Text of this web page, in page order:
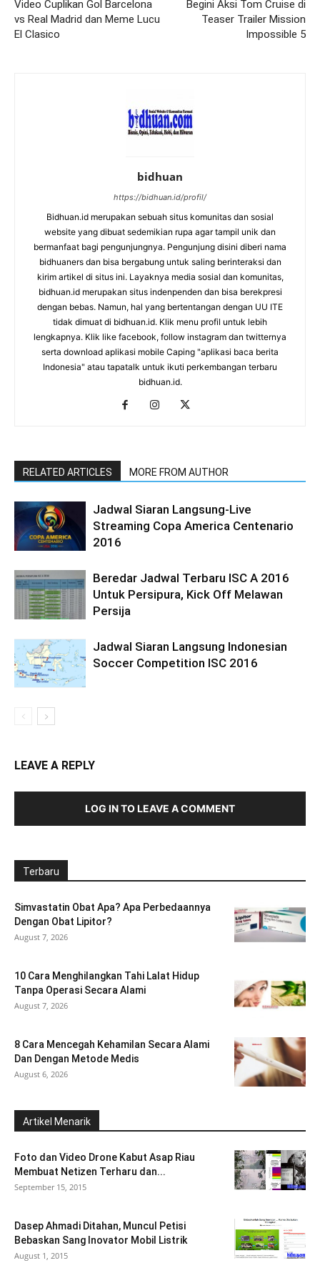
Video Cuplikan Gol Barcelona
vs Real Madrid dan Meme Lucu
El Clasico
Begini Aksi Tom Cruise di
Teaser Trailer Mission
Impossible 5
bidhuan
https://bidhuan.id/profil/
Bidhuan.id merupakan sebuah situs komunitas dan sosial
website yang dibuat sedemikian rupa agar tampil unik dan
bermanfaat bagi pengunjungnya. Pengunjung disini diberi nama
bidhuaners dan bisa bergabung untuk saling berinteraksi dan
kirim artikel di situs ini. Layaknya media sosial dan komunitas,
bidhuan.id merupakan situs indenpenden dan bisa berekpresi
dengan bebas. Namun, hal yang bertentangan dengan UU ITE
tidak dimuat di bidhuan.id. Klik menu profil untuk lebih
lengkapnya. Klik like facebook, follow instagram dan twitternya
serta download aplikasi mobile Caping "aplikasi baca berita
Indonesia" atau tapatalk untuk ikuti perkembangan terbaru
bidhuan.id.
RELATED ARTICLES MORE FROM AUTHOR
Jadwal Siaran Langsung-Live
Streaming Copa America Centenario
2016
Beredar Jadwal Terbaru ISC A 2016
Untuk Persipura, Kick Off Melawan
Persija
Jadwal Siaran Langsung Indonesian
Soccer Competition ISC 2016
LEAVE A REPLY
LOG IN TO LEAVE A COMMENT
Terbaru
Simvastatin Obat Apa? Apa Perbedaannya
Dengan Obat Lipitor?
August 7, 2026
10 Cara Menghilangkan Tahi Lalat Hidup
Tanpa Operasi Secara Alami
August 7, 2026
8 Cara Mencegah Kehamilan Secara Alami
Dan Dengan Metode Medis
August 6, 2026
Artikel Menarik
Foto dan Video Drone Kabut Asap Riau
Membuat Netizen Terharu dan...
September 15, 2015
Dasep Ahmadi Ditahan, Muncul Petisi
Bebaskan Sang Inovator Mobil Listrik
August 1, 2015